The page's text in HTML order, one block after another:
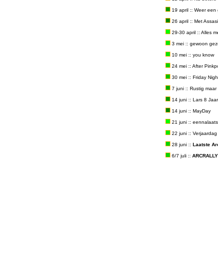
19 april :: Weer
26 april :: Met
29-30 april :: Alles
3 mei :: gewoon
10 mei :: you know
24 mei :: After
30 mei :: Friday
7 juni :: Rustig maar
14 juni :: Lars 8
14 juni :: MayDay
21 juni ::
22 juni :: Verjaardag
28 juni :: Laatste
6/7 juli ::